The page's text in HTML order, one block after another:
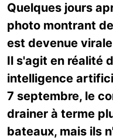
Quelques jours
photo montrant
est devenue
Il s'agit en réalité
intelligence
7 septembre, le
drainer à terme
bateaux, mais ils